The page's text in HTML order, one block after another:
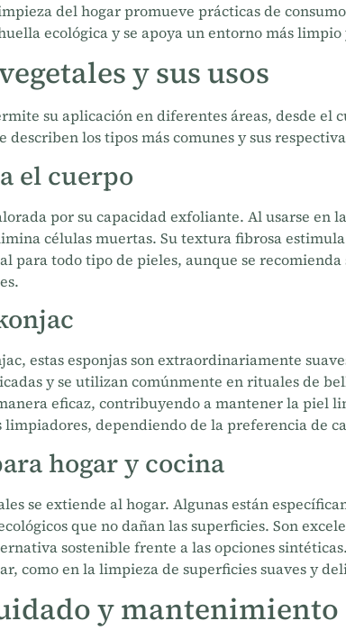
del hogar promueve prácticas de
ecológica y se apoya un entorno más
y sus usos
su aplicación en diferentes áreas, desde el
los tipos más comunes y sus
el cuerpo
por su capacidad exfoliante. Al usarse en
células muertas. Su textura fibrosa
para todo tipo de pieles, aunque se
estas esponjas son extraordinariamente
y se utilizan comúnmente en rituales de
eficaz, contribuyendo a mantener la piel
dependiendo de la preferencia de
hogar y cocina
se extiende al hogar. Algunas están
que no dañan las superficies. Son
sostenible frente a las opciones
como en la limpieza de superficies suaves y
y mantenimiento